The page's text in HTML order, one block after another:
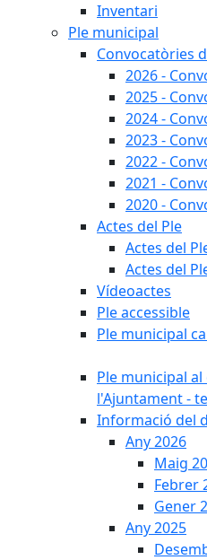
Inventari
Ple municipal
Convocatòries
2026 -
2025 -
2024 -
2023 -
2022 -
2021 -
2020 -
Actes del Ple
Actes del
Actes del
Vídeoactes
Ple accessible
Ple municipal
Ple municipal
l'Ajuntament -
Informació del
Any 2026
Maig
Febrer
Gener
Any 2025